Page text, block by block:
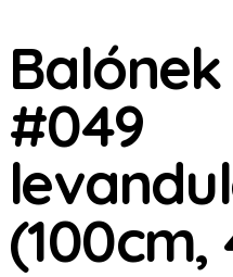
#049
(100cm,